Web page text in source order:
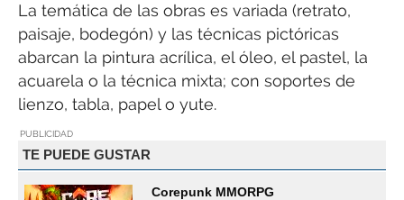
La temática de las obras es variada (retrato,
paisaje, bodegón) y las técnicas pictóricas
abarcan la pintura acrílica, el óleo, el pastel, la
acuarela o la técnica mixta; con soportes de
lienzo, tabla, papel o yute.
PUBLICIDAD
TE PUEDE GUSTAR
Corepunk MMORPG